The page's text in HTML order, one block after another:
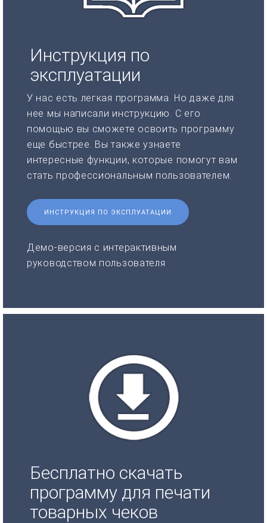
Инструкция по
эксплуатации
У нас есть легкая программа. Но даже для
нее мы написали инструкцию. С его
помощью вы сможете освоить программу
еще быстрее. Вы также узнаете
интересные функции, которые помогут вам
стать профессиональным пользователем.
ИНСТРУКЦИЯ ПО ЭКСПЛУАТАЦИИ
Демо-версия с интерактивным
руководством пользователя
Бесплатно скачать
программу для печати
товарных чеков